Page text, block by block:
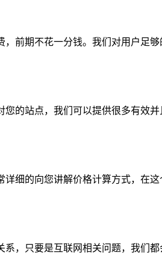
前期不花一分钱。我们对用户足
的站点，我们可以提供很多有效
详细的向您讲解价格计算方式，在
，只要是互联网相关问题，我们